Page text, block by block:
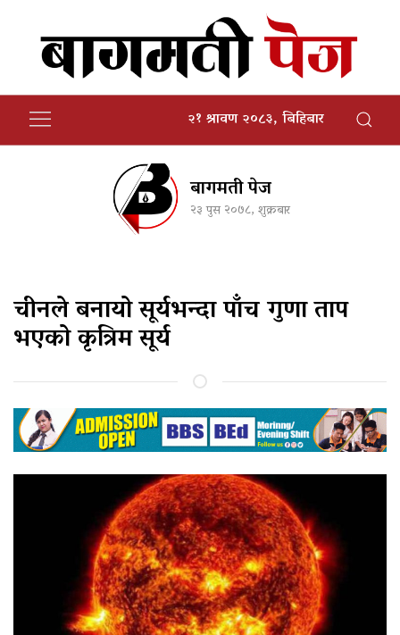
२१ श्रावण २०८३, बिहिबार
बागमती पेज
२३ पुस २०७८, शुक्रबार
चीनले बनायो सूर्यभन्दा पाँच गुणा ताप
भएको कृत्रिम सूर्य